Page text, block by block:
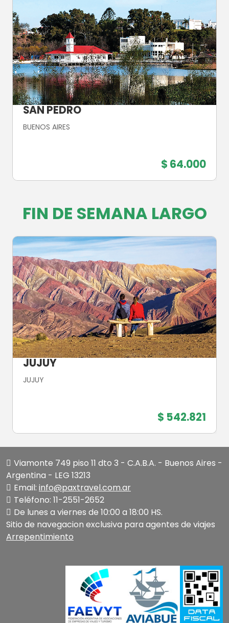
SAN PEDRO
BUENOS AIRES
$ 64.000
FIN DE SEMANA LARGO
JUJUY
JUJUY
$ 542.821
Viamonte 749 piso 11 dto 3 - C.A.B.A. - Buenos Aires -
Argentina - LEG 13213
Email: info@paxtravel.com.ar
Teléfono: 11-2551-2652
De lunes a viernes de 10:00 a 18:00 HS.
Sitio de navegacion exclusiva para agentes de viajes
Arrepentimiento